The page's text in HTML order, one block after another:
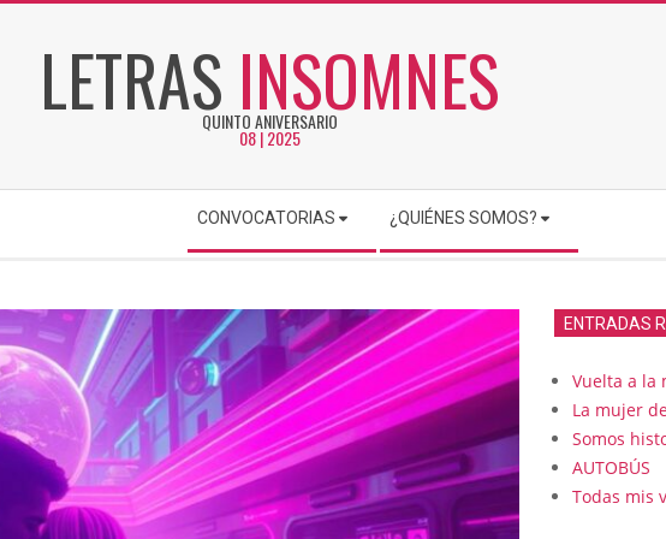
LETRAS INSOMNES
QUINTO ANIVERSARIO
08 | 2025
CONVOCATORIAS ¿QUIÉNES SOMOS?
ENTRADAS
Vuelta a la
La mujer
Somos
AUTOBÚS
Todas mis